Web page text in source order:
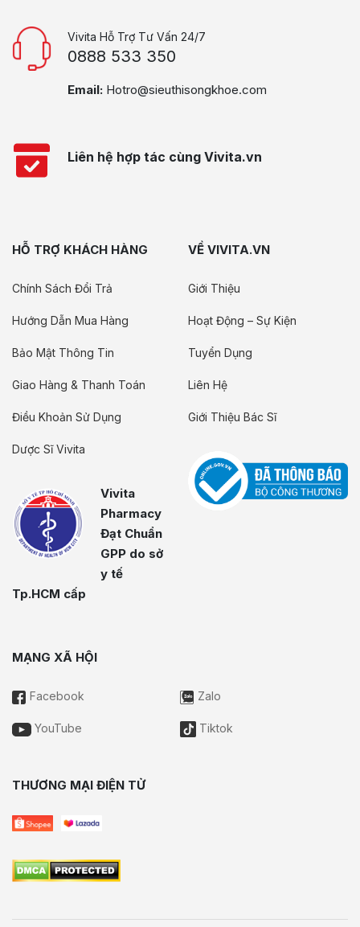
Vivita Hỗ Trợ Tư Vấn 24/7
0888 533 350
Email: Hotro@sieuthisongkhoe.com
Liên hệ hợp tác cùng Vivita.vn
HỖ TRỢ KHÁCH HÀNG
Chính Sách Đổi Trả
Hướng Dẫn Mua Hàng
Bảo Mật Thông Tin
Giao Hàng & Thanh Toán
Điều Khoản Sử Dụng
Dược Sĩ Vivita
Vivita
Pharmacy
Đạt Chuẩn
GPP do sở
y tế
Tp.HCM cấp
VỀ VIVITA.VN
Giới Thiệu
Hoạt Động – Sự Kiện
Tuyển Dụng
Liên Hệ
Giới Thiệu Bác Sĩ
MẠNG XÃ HỘI
Facebook Zalo
YouTube Tiktok
THƯƠNG MẠI ĐIỆN TỬ